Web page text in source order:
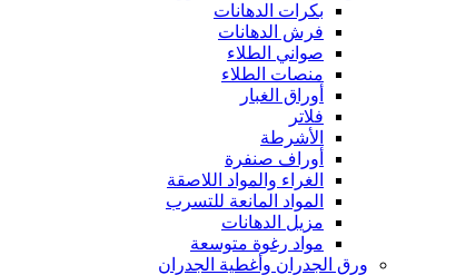
بكرات الدهانات
فرش الدهانات
صواني الطلاء
منصات الطلاء
أوراق الغبار
فلاتر
الأشرطة
أوراف صنفرة
الغراء والمواد اللاصقة
المواد المانعة للتسرب
مزيل الدهانات
مواد رغوة متوسعة
ورق الجدران وأغطية الجدران